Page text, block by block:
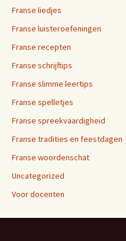
Franse liedjes
Franse luisteroefeningen
Franse recepten
Franse schrijftips
Franse slimme leertips
Franse spelletjes
Franse spreekvaardigheid
Franse tradities en feestdagen
Franse woordenschat
Uncategorized
Voor docenten